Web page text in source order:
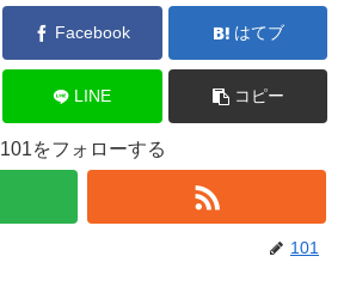
Facebook はてブ
LINE コピー
101をフォローする
101